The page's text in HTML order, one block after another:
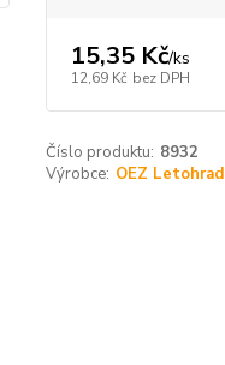
15,35 Kč/ks
12,69 Kč bez DPH
Číslo produktu: 8932
Výrobce: OEZ Letohrad